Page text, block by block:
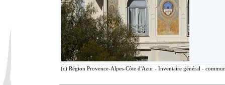
(c) Région Provence-Alpes-Côte d'Azur - Inventaire général -